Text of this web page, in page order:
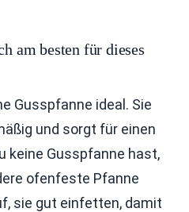
am besten für dieses
Gusspfanne ideal. Sie
und sorgt für einen
keine Gusspfanne hast,
ofenfeste Pfanne
sie gut einfetten, damit